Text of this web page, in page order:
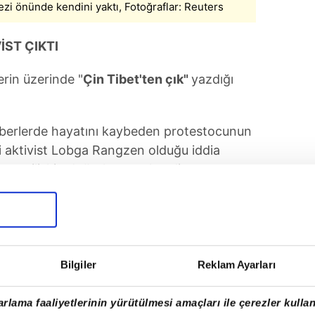
Bilgiler Reklam Ayarları
faaliyetlerinin yürütülmesi amaçları ile çerezler
önünde kendini yaktı, Fotoğraflar: Reuters
ÇIKTI
üzerinde "Çin Tibet'ten çık"yazdığı
hayatını kaybeden protestocunun
aktivist Lobga Rangzen olduğu iddia
ilişkin doğrulama gelmedi.